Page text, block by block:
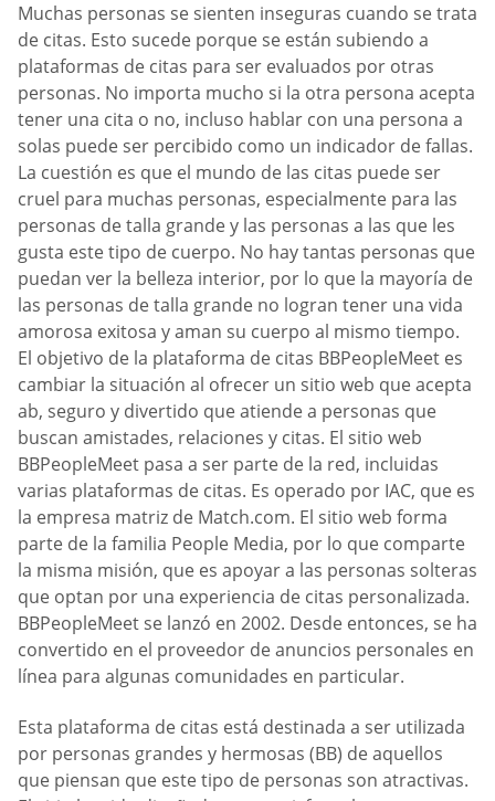
Muchas personas se sienten inseguras cuando se trata
de citas. Esto sucede porque se están subiendo a
plataformas de citas para ser evaluados por otras
personas. No importa mucho si la otra persona acepta
tener una cita o no, incluso hablar con una persona a
solas puede ser percibido como un indicador de fallas.
La cuestión es que el mundo de las citas puede ser
cruel para muchas personas, especialmente para las
personas de talla grande y las personas a las que les
gusta este tipo de cuerpo. No hay tantas personas que
puedan ver la belleza interior, por lo que la mayoría de
las personas de talla grande no logran tener una vida
amorosa exitosa y aman su cuerpo al mismo tiempo.
El objetivo de la plataforma de citas BBPeopleMeet es
cambiar la situación al ofrecer un sitio web que acepta
ab, seguro y divertido que atiende a personas que
buscan amistades, relaciones y citas. El sitio web
BBPeopleMeet pasa a ser parte de la red, incluidas
varias plataformas de citas. Es operado por IAC, que es
la empresa matriz de Match.com. El sitio web forma
parte de la familia People Media, por lo que comparte
la misma misión, que es apoyar a las personas solteras
que optan por una experiencia de citas personalizada.
BBPeopleMeet se lanzó en 2002. Desde entonces, se ha
convertido en el proveedor de anuncios personales en
línea para algunas comunidades en particular.
Esta plataforma de citas está destinada a ser utilizada
por personas grandes y hermosas (BB) de aquellos
que piensan que este tipo de personas son atractivas.